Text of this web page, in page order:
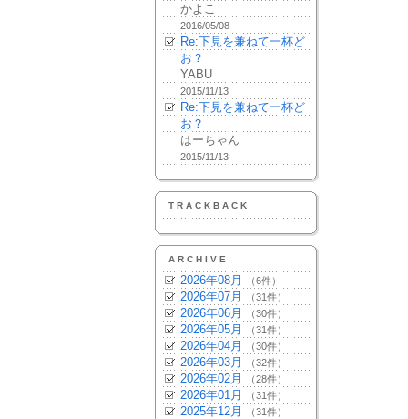
かよこ
2016/05/08
Re:下見を兼ねて一杯ど
お？
YABU
2015/11/13
Re:下見を兼ねて一杯ど
お？
はーちゃん
2015/11/13
TRACKBACK
ARCHIVE
2026年08月 （6件）
2026年07月 （31件）
2026年06月 （30件）
2026年05月 （31件）
2026年04月 （30件）
2026年03月 （32件）
2026年02月 （28件）
2026年01月 （31件）
2025年12月 （31件）